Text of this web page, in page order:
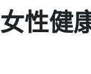
女性健